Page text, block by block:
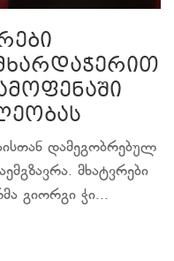
დამეგობრებულ
მხატვრები
გიორგი ჭი...